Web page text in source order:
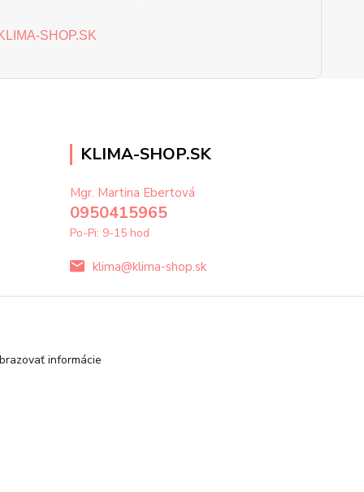
KLIMA-SHOP.SK
Mgr. Martina Ebertová
0950415965
Po-Pi: 9-15 hod
klima@klima-shop.sk
informácie